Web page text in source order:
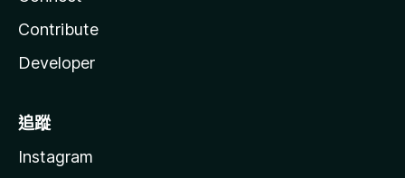
Contribute
Developer
追蹤
Instagram